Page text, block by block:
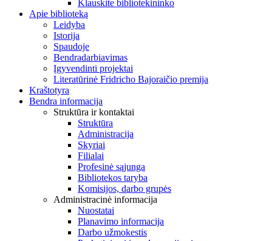
Klauskite bibliotekininko
Apie biblioteką
Leidyba
Istorija
Spaudoje
Bendradarbiavimas
Įgyvendinti projektai
Literatūrinė Fridricho Bajoraičio premija
Kraštotyra
Bendra informacija
Struktūra ir kontaktai
Struktūra
Administracija
Skyriai
Filialai
Profesinė sąjunga
Bibliotekos taryba
Komisijos, darbo grupės
Administracinė informacija
Nuostatai
Planavimo informacija
Darbo užmokestis